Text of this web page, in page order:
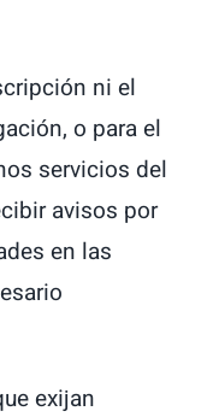
ni el
o para el
servicios del
avisos por
en las
exijan